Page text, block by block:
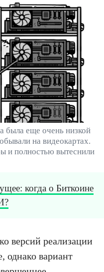
была еще очень низкой
на видеокартах.
и полностью вытеснили
когда о Биткоине
версий реализации
однако вариант